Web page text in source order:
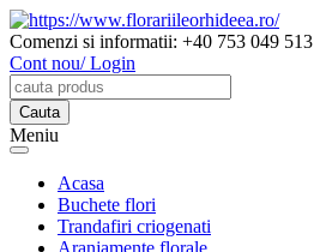
Comenzi si informatii: +40 753 049 513
Cont nou/ Login
Meniu
Acasa
Buchete flori
Trandafiri criogenati
Aranjamente florale